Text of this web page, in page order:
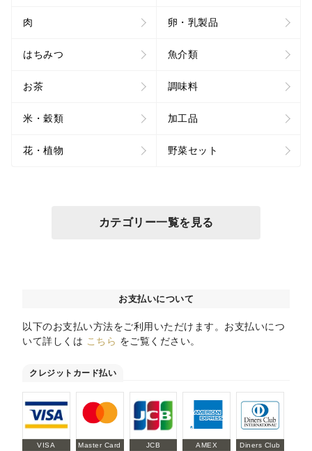
肉 卵・乳製品
はちみつ 魚介類
お茶 調味料
米・穀類 加工品
花・植物 野菜セット
カテゴリー一覧を見る
お支払いについて
以下のお支払い方法をご利用いただけます。お支払いにつ
いて詳しくは こちら をご覧ください。
クレジットカード払い
VISA Master Card JCB AMEX Diners Club